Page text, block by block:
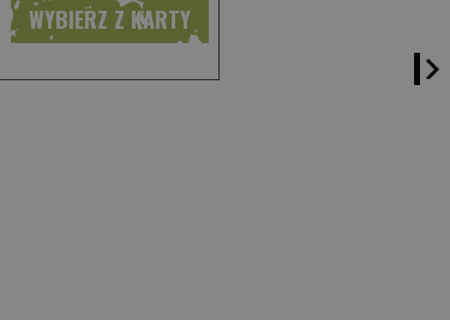
WYBIERZ Z KARTY